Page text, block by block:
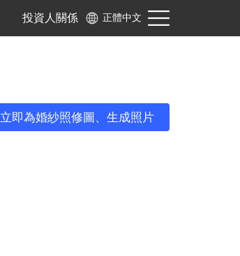
投資人關係 正體中文
立即為婚紗照修圖、生成照片